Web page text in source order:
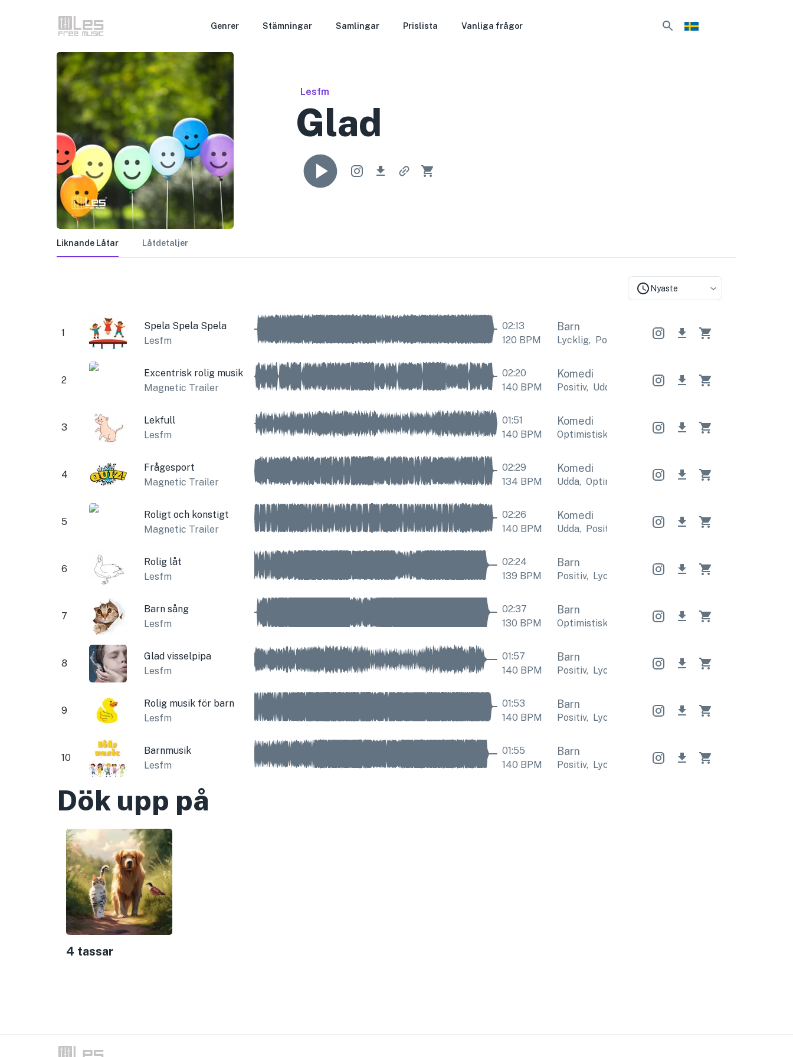
Genrer Stämningar Samlingar Prislista Vanliga frågor
Lesfm
Glad
Liknande Låtar Låtdetaljer
Nyaste
1
Spela Spela Spela
Lesfm
02:13
120 BPM
Barn
Lycklig, Positiv Lycklig Positiv Lycklig
2
Excentrisk rolig musik
Magnetic Trailer
02:20
140 BPM
Komedi
Positiv, Udda , Udda Positiv
3
Lekfull
Lesfm
01:51
140 BPM
Komedi
Optimistisk Optimistisk,
4
Frågesport
Magnetic Trailer
02:29
134 BPM
Komedi
Udda, Optimistisk Udda Optimistisk
5
Roligt och konstigt
Magnetic Trailer
02:26
140 BPM
Komedi
Udda, Positiv Positiv Udda
6
Rolig låt
Lesfm
02:24
139 BPM
Barn
Positiv, Lycklig Positiv, Lycklig Positiv
7
Barn sång
Lesfm
02:37
130 BPM
Barn
Optimistisk Optimistisk,
8
Glad visselpipa
Lesfm
01:57
140 BPM
Barn
Positiv, Lycklig Positiv, Lycklig Positiv
9
Rolig musik för barn
Lesfm
01:53
140 BPM
Barn
Positiv, Lycklig Positiv, Lycklig Positiv
10
Barnmusik
Lesfm
01:55
140 BPM
Barn
Positiv, Lycklig Positiv, Lycklig Positiv
Dök upp på
4 tassar